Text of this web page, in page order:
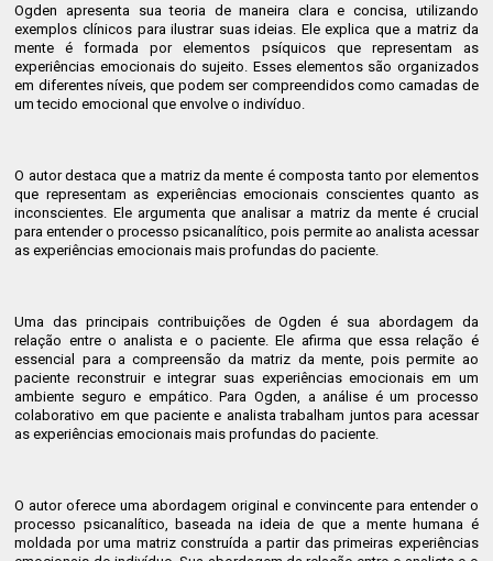
Ogden apresenta sua teoria de maneira clara e concisa, utilizando
exemplos clínicos para ilustrar suas ideias. Ele explica que a matriz da
mente é formada por elementos psíquicos que representam as
experiências emocionais do sujeito. Esses elementos são organizados
em diferentes níveis, que podem ser compreendidos como camadas de
um tecido emocional que envolve o indivíduo.
O autor destaca que a matriz da mente é composta tanto por elementos
que representam as experiências emocionais conscientes quanto as
inconscientes. Ele argumenta que analisar a matriz da mente é crucial
para entender o processo psicanalítico, pois permite ao analista acessar
as experiências emocionais mais profundas do paciente.
Uma das principais contribuições de Ogden é sua abordagem da
relação entre o analista e o paciente. Ele afirma que essa relação é
essencial para a compreensão da matriz da mente, pois permite ao
paciente reconstruir e integrar suas experiências emocionais em um
ambiente seguro e empático. Para Ogden, a análise é um processo
colaborativo em que paciente e analista trabalham juntos para acessar
as experiências emocionais mais profundas do paciente.
O autor oferece uma abordagem original e convincente para entender o
processo psicanalítico, baseada na ideia de que a mente humana é
moldada por uma matriz construída a partir das primeiras experiências